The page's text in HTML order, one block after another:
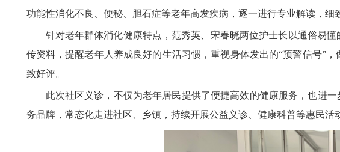
功能性消化不良、便秘、胆石症等老年高发疾病，逐一进行专业解读，细
针对老年群体消化健康特点，范秀英、宋春晓两位护士长以通俗易
传资料，提醒老年人养成良好的生活习惯，重视身体发出的“预警信号”
致好评。
此次社区义诊，不仅为老年居民提供了便捷高效的健康服务，也进
务品牌，常态化走进社区、乡镇，持续开展公益义诊、健康科普等惠民